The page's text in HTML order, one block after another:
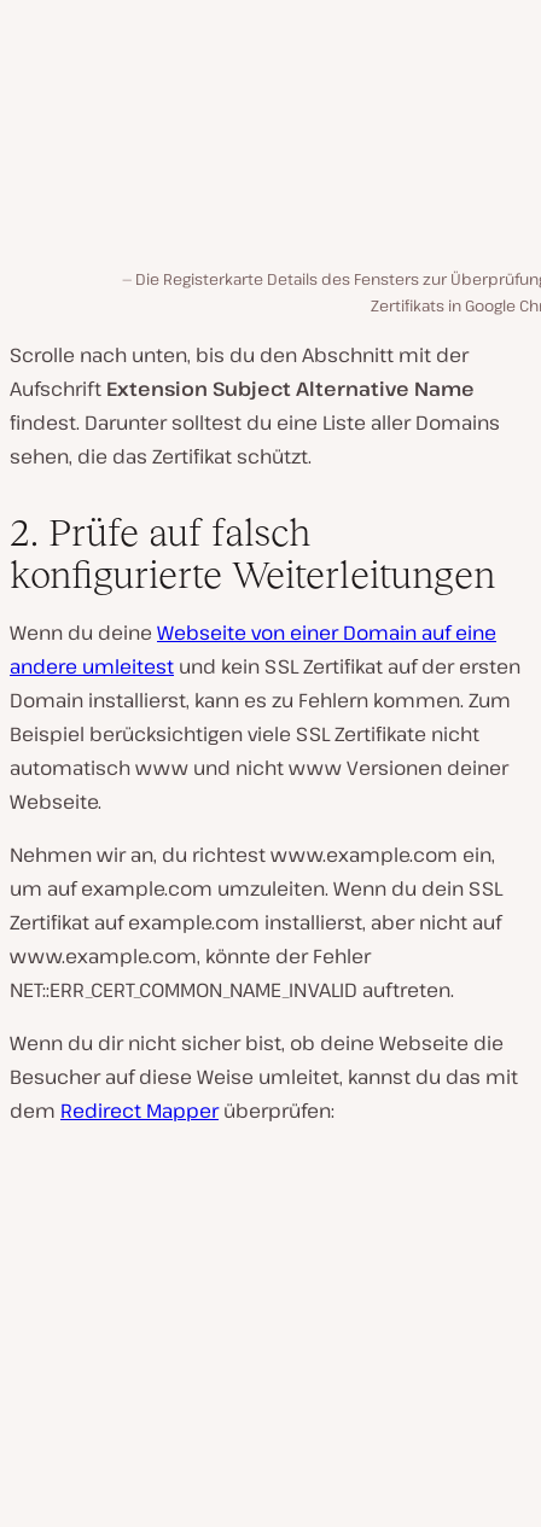
Die Registerkarte Details des Fensters zur
Zertifikats in Google
Scrolle nach unten, bis du den Abschnitt mit der
Aufschrift Extension Subject Alternative Name
findest. Darunter solltest du eine Liste aller Domains
sehen, die das Zertifikat schützt.
2. Prüfe auf falsch
konfigurierte Weiterleitungen
Wenn du deine Webseite von einer Domain auf eine
andere umleitest und kein SSL Zertifikat auf der ersten
Domain installierst, kann es zu Fehlern kommen. Zum
Beispiel berücksichtigen viele SSL Zertifikate nicht
automatisch www und nicht www Versionen deiner
Webseite.
Nehmen wir an, du richtestwww.example.com ein,
um aufexample.com umzuleiten. Wenn du dein SSL
Zertifikat auf example.com installierst, aber nicht auf
www.example.com, könnte der Fehler
NET::ERR_CERT_COMMON_NAME_INVALID auftreten.
Wenn du dir nicht sicher bist, ob deine Webseite die
Besucher auf diese Weise umleitet, kannst du das mit
dem Redirect Mapperüberprüfen: